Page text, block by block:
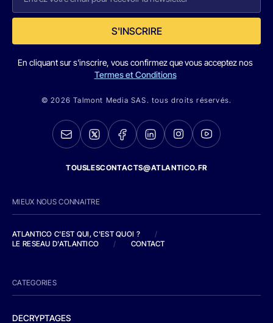
S'INSCRIRE
En cliquant sur s'inscrire, vous confirmez que vous acceptez nos
Termes et Conditions
© 2026 Talmont Media SAS. tous droits réservés.
TOUSLESCONTACTS@ATLANTICO.FR
MIEUX NOUS CONNAITRE
ATLANTICO C'EST QUI, C'EST QUOI ?
/
LE RESEAU D'ATLANTICO
/ CONTACT
CATEGORIES
DECRYPTAGES